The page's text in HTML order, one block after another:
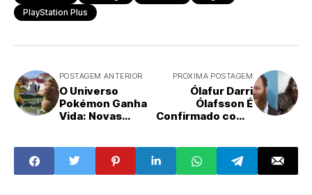
PlayStation Plus
POSTAGEM ANTERIOR
O Universo
Pokémon Ganha
Vida: Novas
no Japão
Encantam Fãs
com PokéCenter
PRÓXIMA POSTAGEM
Ólafur Darri
Ólafsson É
Confirmado como
de God of War do
Prime Video